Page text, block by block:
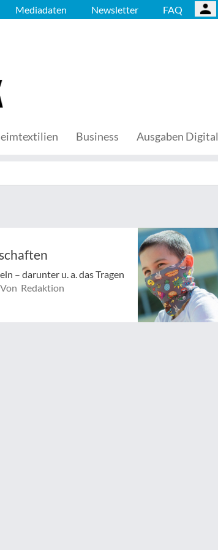
Mediadaten Newsletter FAQ
Business Ausgaben Digital
– darunter u. a. das Tragen
Von Redaktion